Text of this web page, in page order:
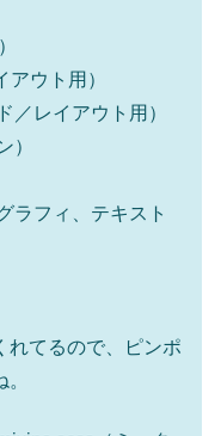
アウト用）
／レイアウト用）
）
ラフィ、テキスト
れてるので、ピンポ